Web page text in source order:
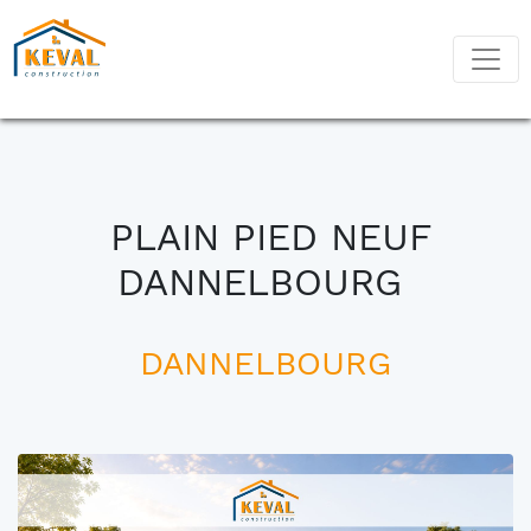
PLAIN PIED NEUF
DANNELBOURG
DANNELBOURG